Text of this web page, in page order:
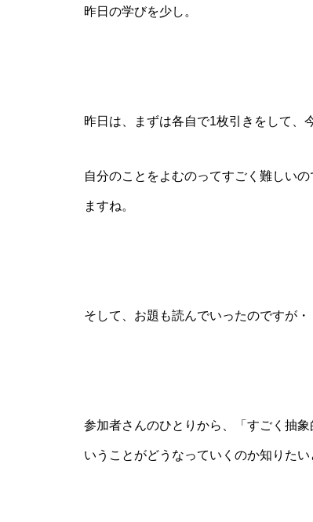
昨日の学びを少し。
昨日は、まずは各自で1枚引きをして、
自分のことをよむのってすごく難しい
ますね。
そして、お題も読んでいったのですが・
参加者さんのひとりから、「すごく抽
いうことがどうなっていくのか知りたい